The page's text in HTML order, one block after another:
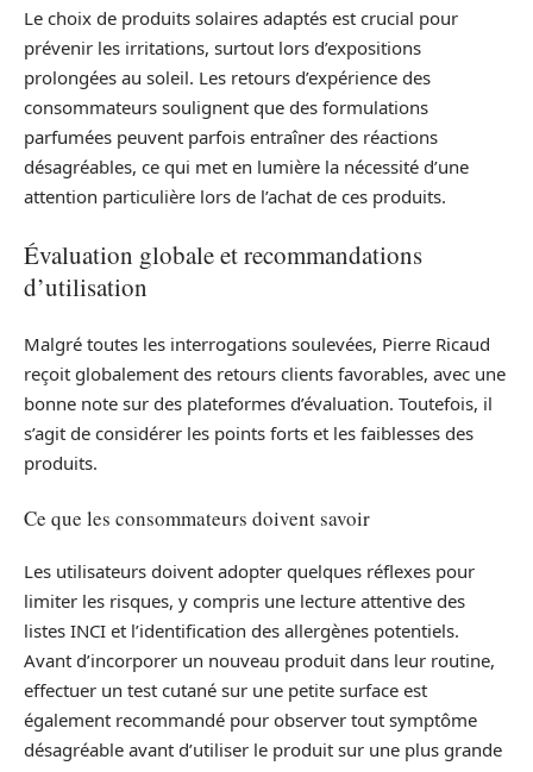
Le choix de produits solaires adaptés est crucial pour
prévenir les irritations, surtout lors d’expositions
prolongées au soleil. Les retours d’expérience des
consommateurs soulignent que des formulations
parfumées peuvent parfois entraîner des réactions
désagréables, ce qui met en lumière la nécessité d’une
attention particulière lors de l’achat de ces produits.
Évaluation globale et recommandations
d’utilisation
Malgré toutes les interrogations soulevées, Pierre Ricaud
reçoit globalement des retours clients favorables, avec une
bonne note sur des plateformes d’évaluation. Toutefois, il
s’agit de considérer les points forts et les faiblesses des
produits.
Ce que les consommateurs doivent savoir
Les utilisateurs doivent adopter quelques réflexes pour
limiter les risques, y compris une lecture attentive des
listes INCI et l’identification des allergènes potentiels.
Avant d’incorporer un nouveau produit dans leur routine,
effectuer un test cutané sur une petite surface est
également recommandé pour observer tout symptôme
désagréable avant d’utiliser le produit sur une plus grande